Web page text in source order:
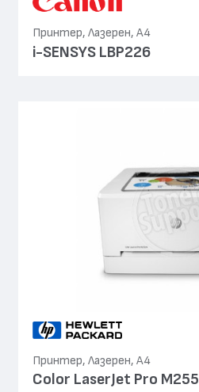
Принтер, Лазерен, А4
i-SENSYS LBP226
Принтер, Лазерен, А4
Color LaserJet Pro M255